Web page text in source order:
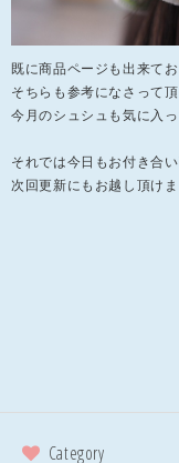
既に商品ページも出来てお
そちらも参考になさって
今月のシュシュも気に入
それでは今日もお付き合
次回更新にもお越し頂け
Category